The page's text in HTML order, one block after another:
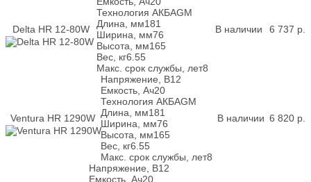
Delta HR 12-80W
Технология АКБAGM
Длина, мм181
Ширина, мм76
Высота, мм165
Вес, кг6.55
Макс. срок службы, лет8
В наличии 6 737 р.
Ventura HR 1290W
Напряжение, В12
Емкость, Ач20
Технология АКБAGM
Длина, мм181
Ширина, мм76
Высота, мм165
Вес, кг6.55
Макс. срок службы, лет8
В наличии 6 820 р.
Напряжение, В12
Емкость, Ач20